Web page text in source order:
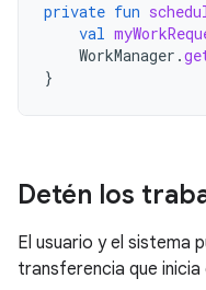
private fun
val
WorkManager .
}
Detén los
El usuario y el sistema
transferencia que inicia